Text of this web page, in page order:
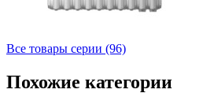
Все товары серии (96)
Похожие категории